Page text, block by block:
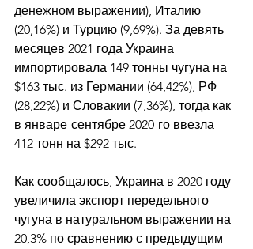
денежном выражении), Италию
(20,16%) и Турцию (9,69%). За девять
месяцев 2021 года Украина
импортировала 149 тонны чугуна на
$163 тыс. из Германии (64,42%), РФ
(28,22%) и Словакии (7,36%), тогда как
в январе-сентябре 2020-го ввезла
412 тонн на $292 тыс.
Как сообщалось, Украина в 2020 году
увеличила экспорт передельного
чугуна в натуральном выражении на
20,3% по сравнению с предыдущим